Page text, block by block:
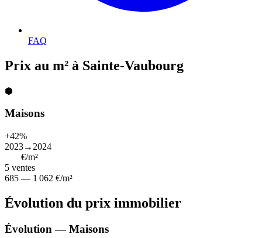
FAQ
Prix au m² à Sainte-Vaubourg
⬢
Maisons
+42%
2023→2024
€/m²
5 ventes
685 — 1 062 €/m²
Évolution du prix immobilier
Évolution — Maisons